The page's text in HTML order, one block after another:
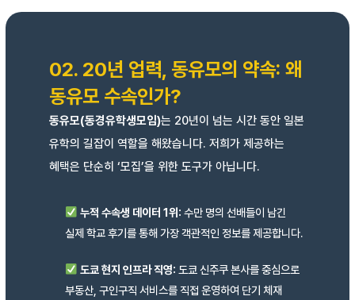
02. 20년 업력, 동유모의 약속: 왜
동유모 수속인가?
동유모(동경유학생모임)는 20년이 넘는 시간 동안 일본
유학의 길잡이 역할을 해왔습니다. 저희가 제공하는
혜택은 단순히 ‘모집’을 위한 도구가 아닙니다.
누적 수속생 데이터 1위: 수만 명의 선배들이 남긴
실제 학교 후기를 통해 가장 객관적인 정보를 제공합니다.
도쿄 현지 인프라 직영: 도쿄 신주쿠 본사를 중심으로
부동산, 구인구직 서비스를 직접 운영하여 단기 체재